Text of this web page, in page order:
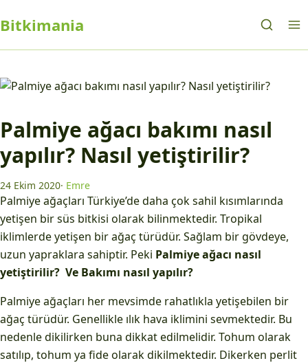
Bitkimania
Palmiye ağacı bakımı nasıl
yapılır? Nasıl yetiştirilir?
24 Ekim 2020· Emre
Palmiye ağaçları Türkiye’de daha çok sahil kısımlarında
yetişen bir süs bitkisi olarak bilinmektedir. Tropikal
iklimlerde yetişen bir ağaç türüdür. Sağlam bir gövdeye,
uzun yapraklara sahiptir. Peki Palmiye ağacı nasıl
yetiştirilir? Ve Bakımı nasıl yapılır?
Palmiye ağaçları her mevsimde rahatlıkla yetişebilen bir
ağaç türüdür. Genellikle ılık hava iklimini sevmektedir. Bu
nedenle dikilirken buna dikkat edilmelidir. Tohum olarak
satılıp, tohum ya fide olarak dikilmektedir. Dikerken perlit